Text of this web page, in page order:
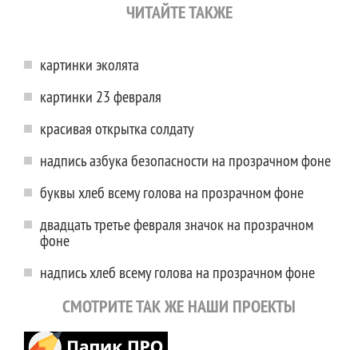
ЧИТАЙТЕ ТАКЖЕ
картинки эколята
картинки 23 февраля
красивая открытка солдату
надпись азбука безопасности на прозрачном фоне
буквы хлеб всему голова на прозрачном фоне
двадцать третье февраля значок на прозрачном
фоне
надпись хлеб всему голова на прозрачном фоне
СМОТРИТЕ ТАК ЖЕ НАШИ ПРОЕКТЫ